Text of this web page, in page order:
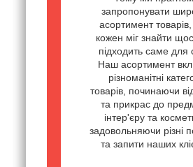
запропонувати
асортимент
кожен міг знайти
підходить саме для
Наш асортимент
різноманітні
товарів, починаючи
та прикрас до
інтер'єру та
задовольняючи різні
та запити наших